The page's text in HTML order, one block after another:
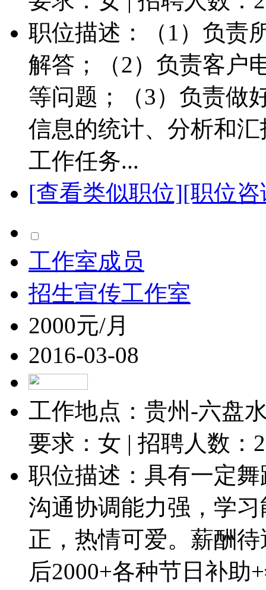
职位描述：（1）负责
解答；（2）负责客户
等问题；（3）负责做
信息的统计、分析和
工作任务...
[查看类似职位][职位
工作室成员
招生宣传工作室
2000元/月
2016-03-08
工作地点：贵州-六盘
要求：女 | 招聘人数：
职位描述：具有一定
沟通协调能力强，学
正，热情可爱。薪酬
后2000+各种节日补助